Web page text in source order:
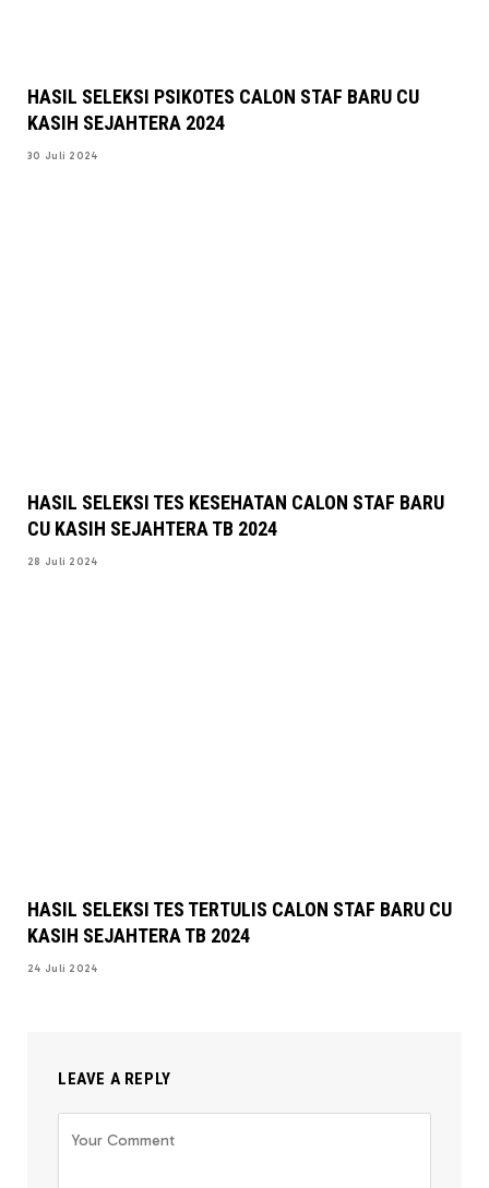
HASIL SELEKSI PSIKOTES CALON STAF BARU CU
KASIH SEJAHTERA 2024
30 Juli 2024
HASIL SELEKSI TES KESEHATAN CALON STAF BARU
CU KASIH SEJAHTERA TB 2024
28 Juli 2024
HASIL SELEKSI TES TERTULIS CALON STAF BARU CU
KASIH SEJAHTERA TB 2024
24 Juli 2024
LEAVE A REPLY